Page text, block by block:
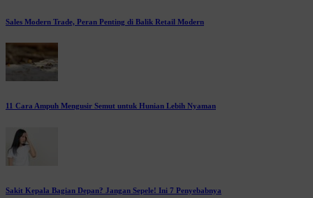
Sales Modern Trade, Peran Penting di Balik Retail Modern
11 Cara Ampuh Mengusir Semut untuk Hunian Lebih Nyaman
Sakit Kepala Bagian Depan? Jangan Sepele! Ini 7 Penyebabnya